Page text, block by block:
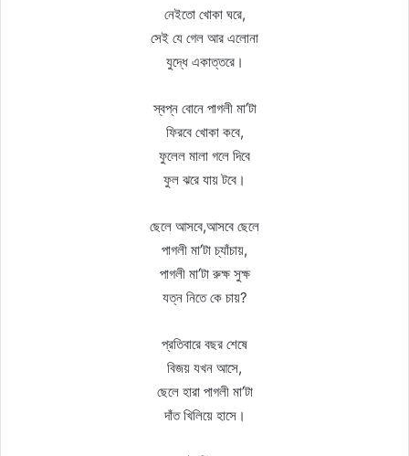
নেইতো খোকা ঘরে,
সেই যে গেল আর এলোনা
যুদ্ধে একাত্তরে।
স্বপ্ন বোনে পাগলী মা’টা
ফিরবে খোকা কবে,
ফুলেল মালা গলে দিবে
ফুল ঝরে যায় টবে।
ছেলে আসবে,আসবে ছেলে
পাগলী মা’টা চ্যাঁচায়,
পাগলী মা’টা রুক্ষ সুক্ষ
যত্ন নিতে কে চায়?
প্রতিবারে বছর শেষে
বিজয় যখন আসে,
ছেলে হারা পাগলী মা’টা
দাঁত খিলিয়ে হাসে।